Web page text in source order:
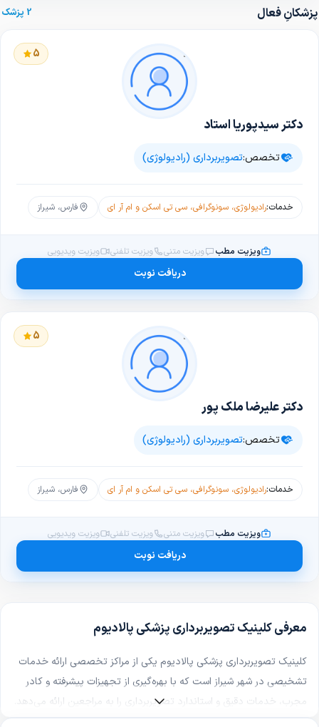
پزشکانِ فعال 2 پزشک
5
دکتر سیدپوریا استاد
تخصص:تصویربرداری (رادیولوژی)
خدمات:رادیولوژی، سونوگرافی، سی تی اسکن و ام آر ای فارس، شیراز
ویزیت مطب ویزیت متنی ویزیت تلفنی ویزیت ویدیویی
دریافت نوبت
5
دکتر علیرضا ملک پور
تخصص:تصویربرداری (رادیولوژی)
خدمات:رادیولوژی، سونوگرافی، سی تی اسکن و ام آر ای فارس، شیراز
ویزیت مطب ویزیت متنی ویزیت تلفنی ویزیت ویدیویی
دریافت نوبت
معرفی کلینیک تصویربرداری پزشکی پالادیوم
کلینیک تصویربرداری پزشکی پالادیوم یکی از مراکز تخصصی ارائه خدمات
تشخیصی در شهر شیراز است که با بهره‌گیری از تجهیزات پیشرفته و کادر
مجرب، خدمات دقیق و استاندارد تصویربرداری را به مراجعین ارائه می‌دهد.
این مرکز با تمرکز بر کیفیت، دقت تشخیص و سرعت ارائه خدمات، در